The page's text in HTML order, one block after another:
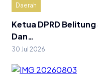
Daerah
Ketua DPRD
Dan…
30 Jul 2026